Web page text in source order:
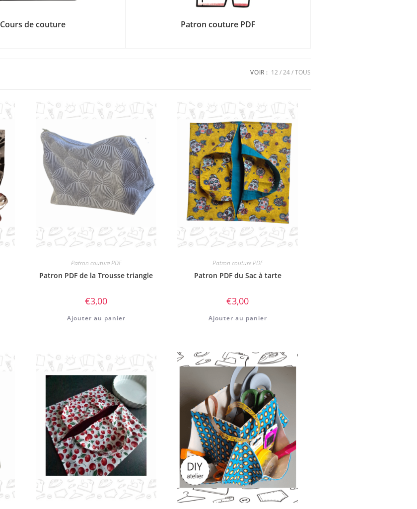
Cours de couture Patron couture PDF
VOIR : 12 24 TOUS
Patron couture PDF
Patron PDF de la Trousse triangle
€3,00
Ajouter au panier
Patron couture PDF
Patron PDF du Sac à tarte
€3,00
Ajouter au panier